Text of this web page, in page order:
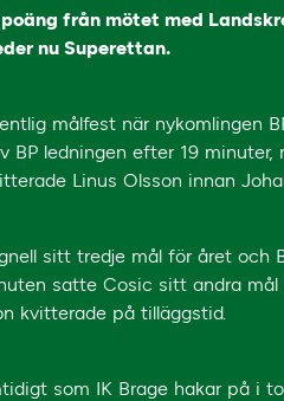
från mötet med
nu Superettan.
målfest när nykomlingen
BP ledningen efter 19
Linus Olsson innan
sitt tredje mål för året och
satte Cosic sitt andra
kvitterade på tilläggstid.
som IK Brage hakar på i